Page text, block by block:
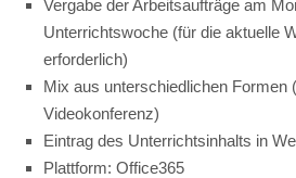
Vergabe der Arbeitsaufträge am
Unterrichtswoche (für die aktuelle
erforderlich)
Mix aus unterschiedlichen Formen
Videokonferenz)
Eintrag des Unterrichtsinhalts in
Plattform: Office365